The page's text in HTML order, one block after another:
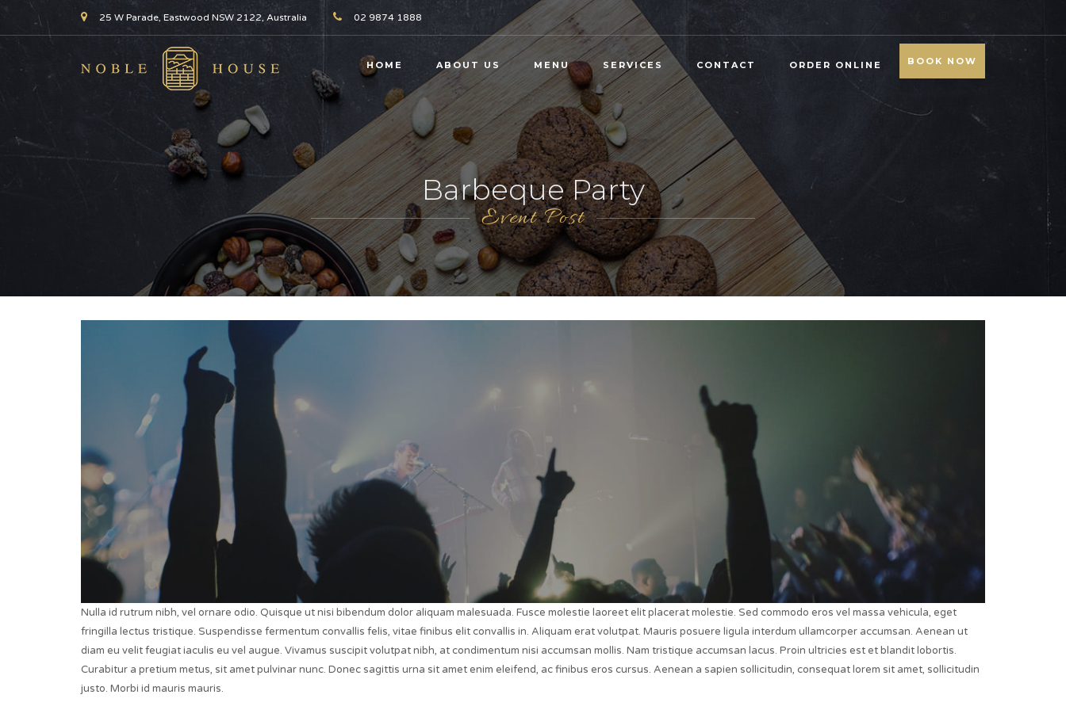
25 W Parade, Eastwood NSW 2122, Australia 02 9874 1888
HOME ABOUT US MENU SERVICES CONTACT ORDER ONLINE BOOK NOW
Barbeque Party
Event Post
Nulla id rutrum nibh, vel ornare odio. Quisque ut nisi bibendum dolor aliquam malesuada. Fusce molestie laoreet elit placerat molestie. Sed commodo eros vel massa vehicula, eget
fringilla lectus tristique. Suspendisse fermentum convallis felis, vitae finibus elit convallis in. Aliquam erat volutpat. Mauris posuere ligula interdum ullamcorper accumsan. Aenean ut
diam eu velit feugiat iaculis eu vel augue. Vivamus suscipit volutpat nibh, at condimentum nisi accumsan mollis. Nam tristique accumsan lacus. Proin ultricies est et blandit lobortis.
Curabitur a pretium metus, sit amet pulvinar nunc. Donec sagittis urna sit amet enim eleifend, ac finibus eros cursus. Aenean a sapien sollicitudin, consequat lorem sit amet, sollicitudin
justo. Morbi id mauris mauris.